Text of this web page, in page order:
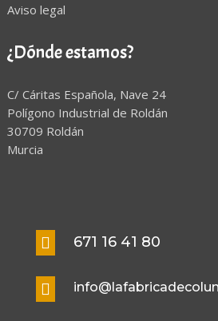
Aviso legal
¿Dónde estamos?
C/ Cáritas Española, Nave 24
Polígono Industrial de Roldán
30709 Roldán
Murcia
 671 16 41 80
